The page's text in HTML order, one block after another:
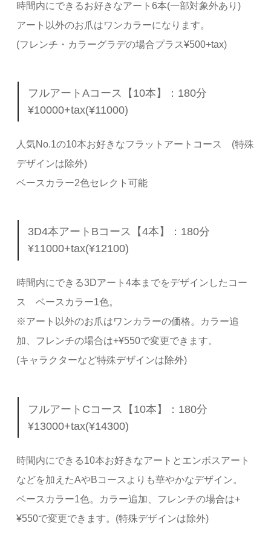
時間内にできるお好きなアート6本(一部対象外あり)
アート以外のお爪はワンカラーになります。
(フレンチ・カラーグラデの場合プラス¥500+tax)
フルアートAコース【10本】：180分
¥10000+tax(¥11000)
人気No.1の10本お好きなフラットアートコース (特殊
デザインは除外)
ベースカラー2色セレクト可能
3D4本アートBコース【4本】：180分
¥11000+tax(¥12100)
時間内にできる3Dアート4本までをデザインしたコー
ス ベースカラー1色。
※アート以外のお爪はワンカラーの価格。カラー追
加、フレンチの場合は+¥550で変更できます。
(キャラクターなど特殊デザインは除外)
フルアートCコース【10本】：180分
¥13000+tax(¥14300)
時間内にできる10本お好きなアートとエンボスアート
などを加えたAやBコースよりも華やかなデザイン。
ベースカラー1色。カラー追加、フレンチの場合は+
¥550で変更できます。(特殊デザインは除外)